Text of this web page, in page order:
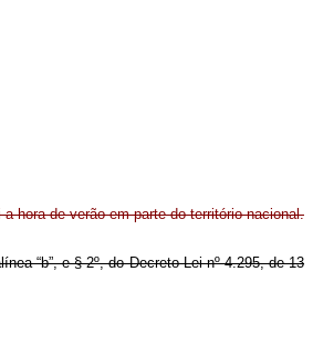
hora de verão em parte do território nacional.
“b”, e § 2º, do Decreto-Lei nº 4.295, de 13